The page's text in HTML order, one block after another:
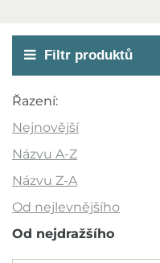
Filtr produktů
Cena
60 Kč
Akce
Novinka
Výprodej
Řazení:
Nejnovější
Názvu A-Z
Názvu Z-A
Od nejlevnějšího
Od nejdražšího